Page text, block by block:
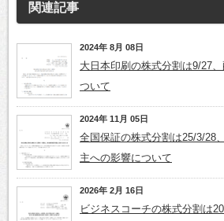
関連記事
2024年 8月 08日
大日本印刷の株式分割は9/27
ついて
2024年 11月 05日
全国保証の株式分割は25/3/28
主への影響について
2026年 2月 16日
ビジネスコーチの株式分割は